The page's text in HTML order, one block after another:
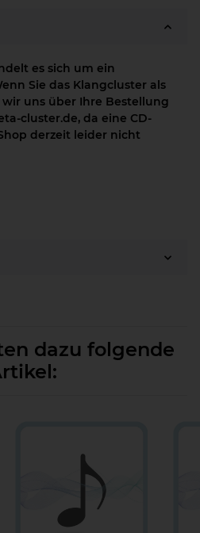
es sich um ein
Sie das Klangcluster als
uns über Ihre Bestellung
cluster.de, da eine CD-
derzeit leider nicht
dazu folgende